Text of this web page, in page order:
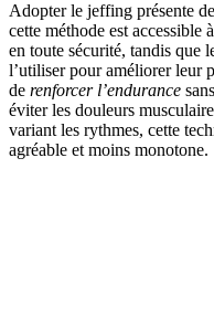
Adopter le jeffing présente
cette méthode est accessible
en toute sécurité, tandis que
l’utiliser pour améliorer leur
de renforcer l’endurance
éviter les douleurs
variant les rythmes, cette
agréable et moins monotone.